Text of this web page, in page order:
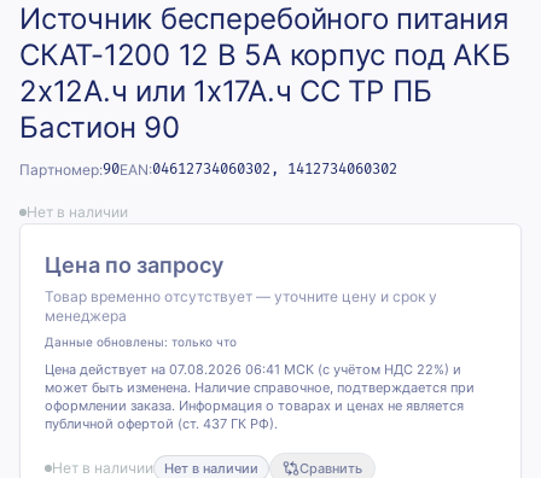
Источник бесперебойного питания
СКАТ-1200 12 В 5А корпус под АКБ
2х12А.ч или 1х17А.ч СС ТР ПБ
Бастион 90
Партномер:90EAN:04612734060302, 1412734060302
Нет в наличии
Цена по запросу
Товар временно отсутствует — уточните цену и срок у
менеджера
Данные обновлены: только что
Цена действует на 07.08.2026 06:41 МСК (с учётом НДС 22%) и
может быть изменена. Наличие справочное, подтверждается при
оформлении заказа. Информация о товарах и ценах не является
публичной офертой (ст. 437 ГК РФ).
Нет в наличии Нет в наличии Сравнить